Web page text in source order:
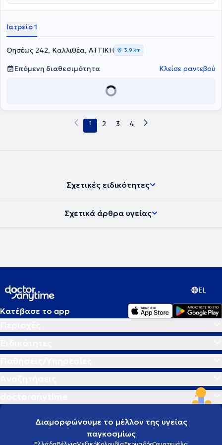
Ιατρείο 1
Θησέως 242, Καλλιθέα, ΑΤΤΙΚΗ 3,9 km
Επόμενη διαθεσιμότητα Κλείσε ραντεβού
1 2 3 4
Σχετικές ειδικότητες
Σχετικά άρθρα υγείας
EL
Κατέβασε το app
Διαμορφώνουμε το μέλλον της υγείας
παγκοσμίως